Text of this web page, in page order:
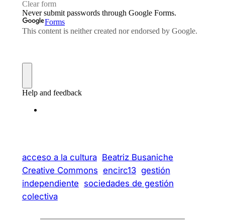
acceso a la cultura Beatriz Busaniche
Creative Commons encirc13 gestión
independiente sociedades de gestión
colectiva